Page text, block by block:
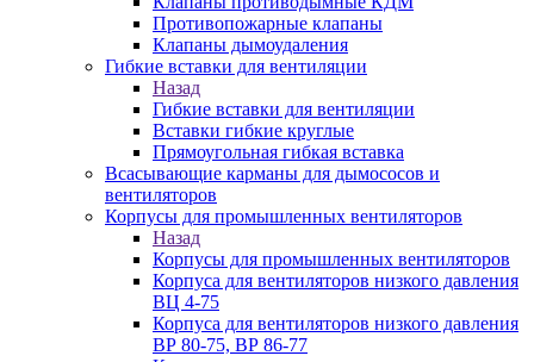
Противопожарные клапаны
Клапаны дымоудаления
Гибкие вставки для вентиляции
Назад
Гибкие вставки для вентиляции
Вставки гибкие круглые
Прямоугольная гибкая вставка
Всасывающие карманы для дымососов и
вентиляторов
Корпусы для промышленных вентиляторов
Назад
Корпусы для промышленных вентиляторов
Корпуса для вентиляторов низкого давления
ВЦ 4-75
Корпуса для вентиляторов низкого давления
ВР 80-75, ВР 86-77